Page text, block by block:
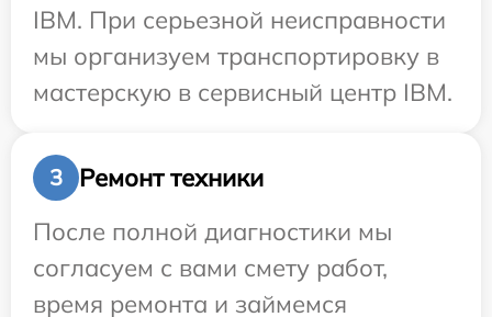
IBM. При серьезной неисправности
мы организуем транспортировку в
мастерскую в сервисный центр IBM.
3
Ремонт техники
После полной диагностики мы
согласуем с вами смету работ,
время ремонта и займемся